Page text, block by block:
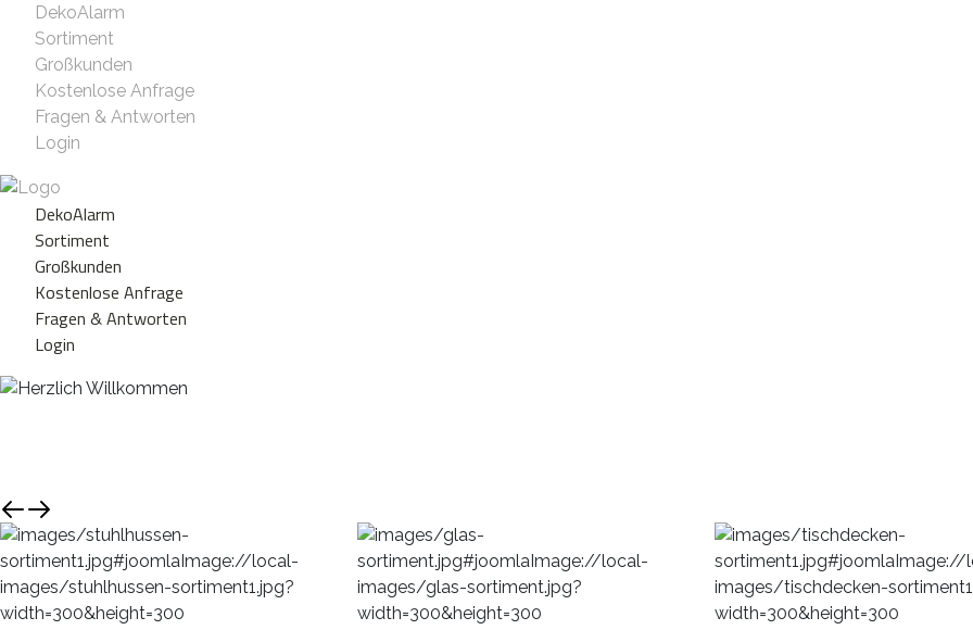
DekoAlarm
Sortiment
Großkunden
Kostenlose Anfrage
Fragen & Antworten
Login
DekoAlarm
Sortiment
Großkunden
Kostenlose Anfrage
Fragen & Antworten
Login